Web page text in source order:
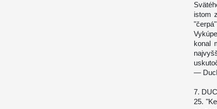
istom
konal
—
7.
25.